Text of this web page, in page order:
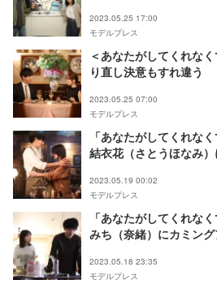
2023.05.25 17:00
モデルプレス
＜あなたがしてくれな
り直し決意もすれ違う
2023.05.25 07:00
モデルプレス
「あなたがしてくれな
結衣花（さとうほなみ
2023.05.19 00:02
モデルプレス
「あなたがしてくれな
みち（奈緒）にカミン
2023.05.18 23:35
モデルプレス